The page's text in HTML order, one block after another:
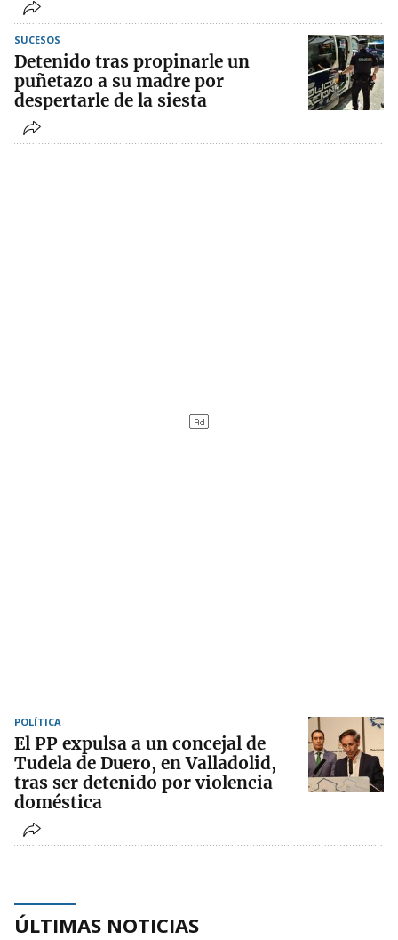
SUCESOS
Detenido tras propinarle un
puñetazo a su madre por
despertarle de la siesta
POLÍTICA
El PP expulsa a un concejal de
Tudela de Duero, en Valladolid,
tras ser detenido por violencia
doméstica
ÚLTIMAS NOTICIAS